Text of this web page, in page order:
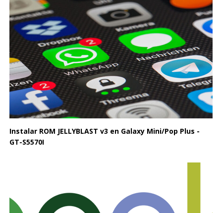
Instalar ROM JELLYBLAST v3 en Galaxy Mini/Pop Plus -
GT-S5570I